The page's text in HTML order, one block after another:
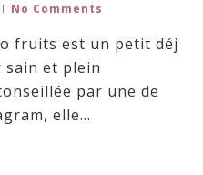
No Comments
fruits est un petit déj
et plein
par une de
elle…